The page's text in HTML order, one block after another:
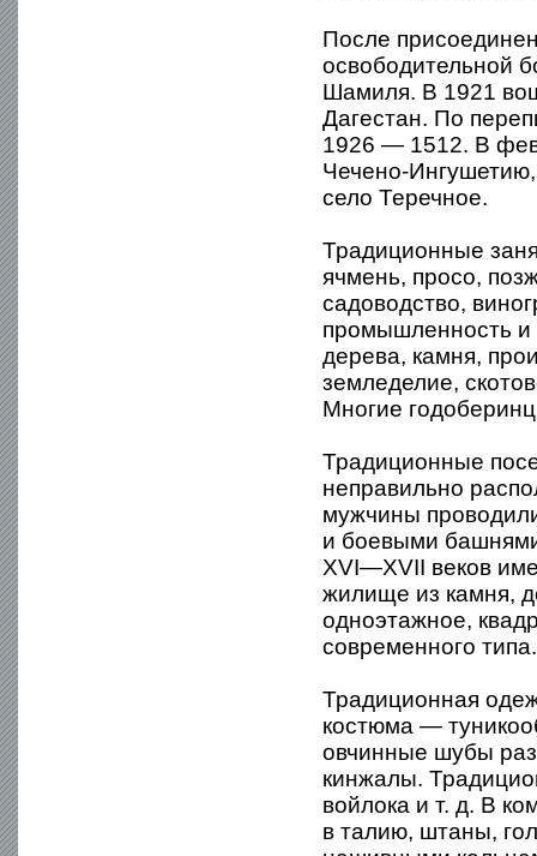
После
освободительной
Шамиля. В 1921
Дагестан. По
1926 — 1512. В
Чечено-
село Теречное.
Традиционные
ячмень, просо,
садоводство,
промышленность и
дерева, камня,
земледелие,
Многие
Традиционные
неправильно
мужчины
и боевыми
XVI—XVII веков
жилище из камня,
одноэтажное,
современного типа.
Традиционная
костюма —
овчинные шубы
кинжалы.
войлока и т. д. В
в талию, штаны,